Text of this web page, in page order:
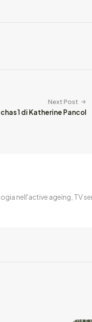
Next Post
1 di Katherine Pancol
nell'active ageing, TV